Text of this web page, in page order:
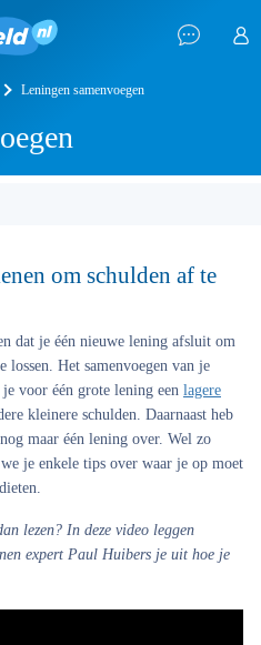
Leningen samenvoegen
om schulden af te
dat je één nieuwe lening afsluit om
lossen. Het samenvoegen van je
voor één grote lening een lagere
kleinere schulden. Daarnaast heb
maar één lening over. Wel zo
je enkele tips over waar je op moet
lezen? In deze video leggen
expert Paul Huibers je uit hoe je